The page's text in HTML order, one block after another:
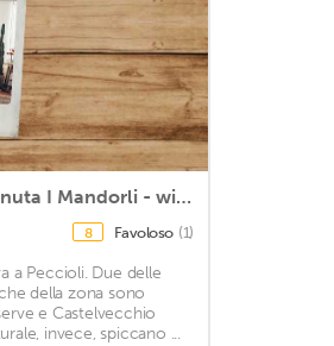
Apartment Ausonia - Tenuta I Mandorli - with pool, in Tuscany
8 Favoloso (1)
a Peccioli. Due delle
della zona sono
e Castelvecchio
invece, spiccano ...